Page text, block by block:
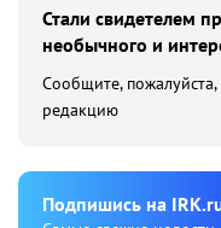
Стали свидетелем
необычного и
Сообщите,
редакцию
Подпишиcь на